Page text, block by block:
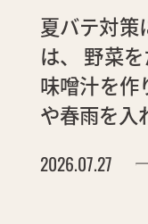
夏バテ対策
は、 野菜
味噌汁を作
や春雨を
2026.07.27